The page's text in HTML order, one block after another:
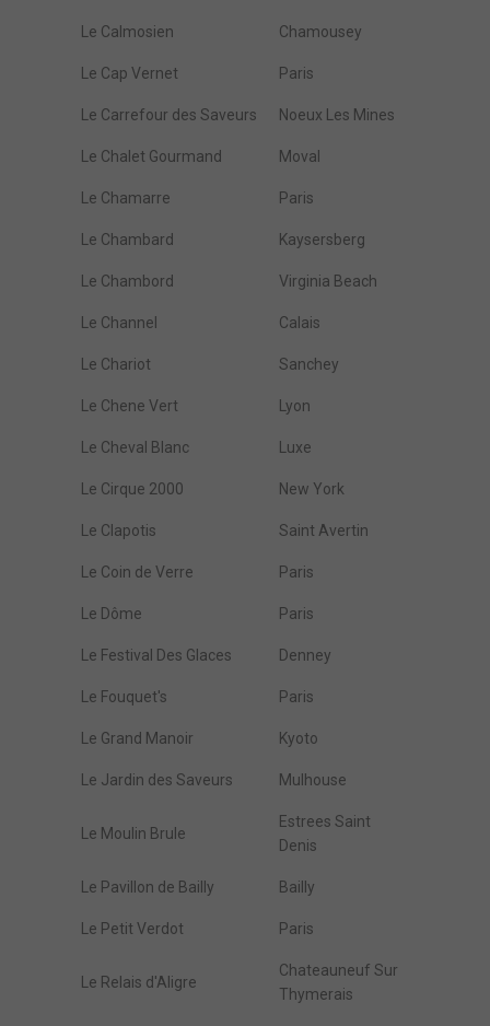
Le Calmosien Chamousey
Le Cap Vernet Paris
Le Carrefour des Saveurs Noeux Les Mines
Le Chalet Gourmand Moval
Le Chamarre Paris
Le Chambard Kaysersberg
Le Chambord Virginia Beach
Le Channel Calais
Le Chariot Sanchey
Le Chene Vert Lyon
Le Cheval Blanc Luxe
Le Cirque 2000 New York
Le Clapotis Saint Avertin
Le Coin de Verre Paris
Le Dôme Paris
Le Festival Des Glaces Denney
Le Fouquet's Paris
Le Grand Manoir Kyoto
Le Jardin des Saveurs Mulhouse
Le Moulin Brule
Estrees Saint
Denis
Le Pavillon de Bailly Bailly
Le Petit Verdot Paris
Le Relais d'Aligre
Chateauneuf Sur
Thymerais